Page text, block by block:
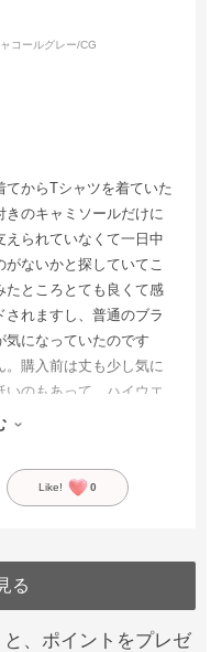
コールグレー/CG
からTシャツを着ていた
のキャミソールだけに
えられていなくて一日中
ないかと探していてこ
たところとても良くて感
れますし、普通のブラ
気になっていたのです
購入前は丈も少し気に
のもあって、ハイウエ
が見えてしまっても見
Like! 0
る
、ポイントをプレゼ